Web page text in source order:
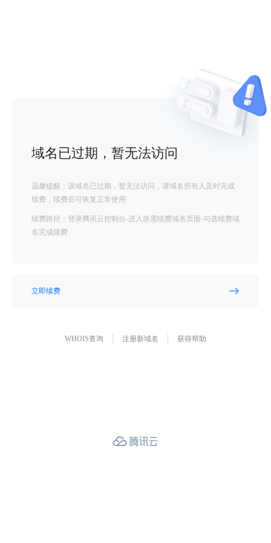
域名已过期，暂无法访问
温馨提醒：该域名已过期，暂无法访问，请域名所有人及时完成
续费，续费后可恢复正常使用
续费路径：登录腾讯云控制台-进入急需续费域名页面-勾选续费域
名完成续费
立即续费
WHOIS查询 注册新域名 获得帮助